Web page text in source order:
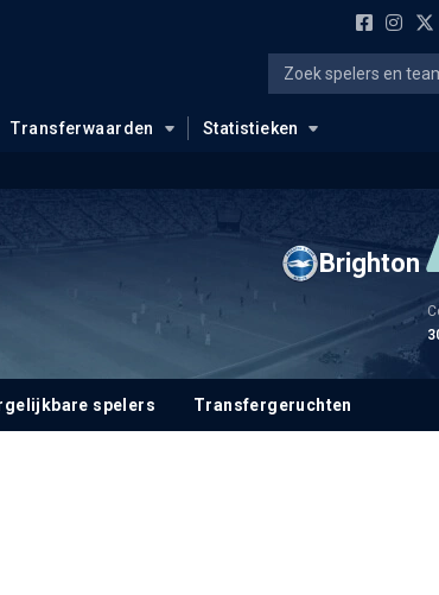
Transferwaarden Statistieken
Brighton
spelers Transfergeruchten